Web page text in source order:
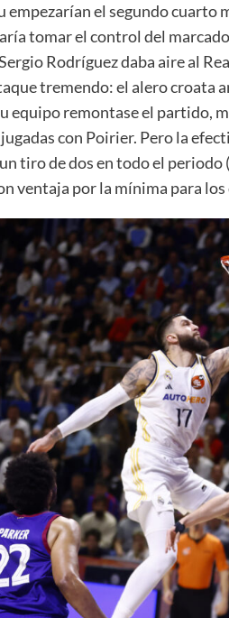
empezarían el segundo cuarto
tomar el control del
Rodríguez daba aire al
tremendo: el alero croata
equipo remontase el partido,
con Poirier. Pero la
tiro de dos en todo el
ventaja por la mínima para